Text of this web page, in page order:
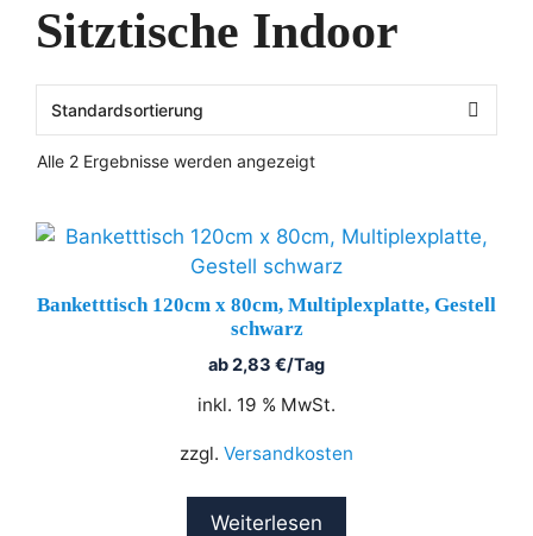
Sitztische Indoor
Alle 2 Ergebnisse werden angezeigt
Banketttisch 120cm x 80cm, Multiplexplatte, Gestell
schwarz
ab2,83 €/Tag
inkl. 19 % MwSt.
zzgl. Versandkosten
Weiterlesen